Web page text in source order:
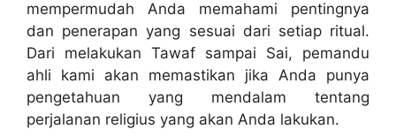
mempermudah Anda memahami pentingnya
dan penerapan yang sesuai dari setiap ritual.
Dari melakukan Tawaf sampai Sai, pemandu
ahli kami akan memastikan jika Anda punya
pengetahuan yang mendalam tentang
perjalanan religius yang akan Anda lakukan.